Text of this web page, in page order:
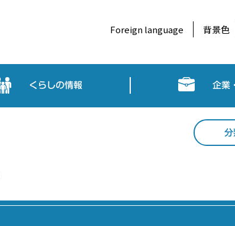
Foreign language 背景色
くらしの情報 企業
分